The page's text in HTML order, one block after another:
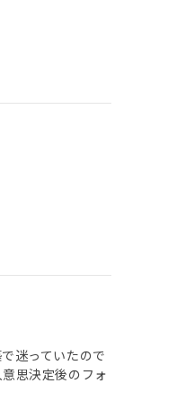
迷っていたので
思決定後のフォ